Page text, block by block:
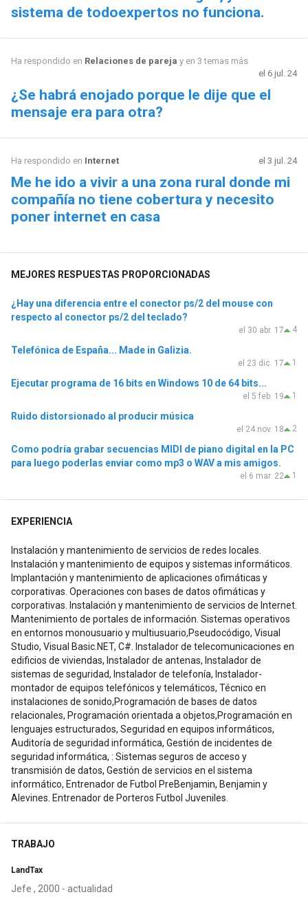
sistema de todoexpertos no funciona.
Ha respondido en Relaciones de pareja y en 3 temas más
el 6 jul. 24
¿Se habrá enojado porque le dije que el
mensaje era para otra?
Ha respondido en Internet el 3 jul. 24
Me he ido a vivir a una zona rural donde mi
compañía no tiene cobertura y necesito
poner internet en casa
MEJORES RESPUESTAS PROPORCIONADAS
¿Hay una diferencia entre el conector ps/2 del mouse con
respecto al conector ps/2 del teclado?
4
el 30 abr. 17
Telefónica de España... Made in Galizia.
1
el 23 dic. 17
Ejecutar programa de 16 bits en Windows 10 de 64 bits...
1
el 5 feb. 19
Ruido distorsionado al producir música
2
el 24 nov. 18
Como podría grabar secuencias MIDI de piano digital en la PC
para luego poderlas enviar como mp3 o WAV a mis amigos.
1
el 6 mar. 22
EXPERIENCIA
Instalación y mantenimiento de servicios de redes locales.
Instalación y mantenimiento de equipos y sistemas informáticos.
Implantación y mantenimiento de aplicaciones ofimáticas y
corporativas. Operaciones con bases de datos ofimáticas y
corporativas. Instalación y mantenimiento de servicios de Internet.
Mantenimiento de portales de información. Sistemas operativos
en entornos monousuario y multiusuario,Pseudocódigo, Visual
Studio, Visual Basic.NET, C#. Instalador de telecomunicaciones en
edificios de viviendas, Instalador de antenas, Instalador de
sistemas de seguridad, Instalador de telefonía, Instalador-
montador de equipos telefónicos y telemáticos, Técnico en
instalaciones de sonido,Programación de bases de datos
relacionales, Programación orientada a objetos,Programación en
lenguajes estructurados, Seguridad en equipos informáticos,
Auditoría de seguridad informática, Gestión de incidentes de
seguridad informática, : Sistemas seguros de acceso y
transmisión de datos, Gestión de servicios en el sistema
informático, Entrenador de Futbol PreBenjamin, Benjamin y
Alevines. Entrenador de Porteros Futbol Juveniles.
TRABAJO
LandTax
Jefe , 2000 - actualidad